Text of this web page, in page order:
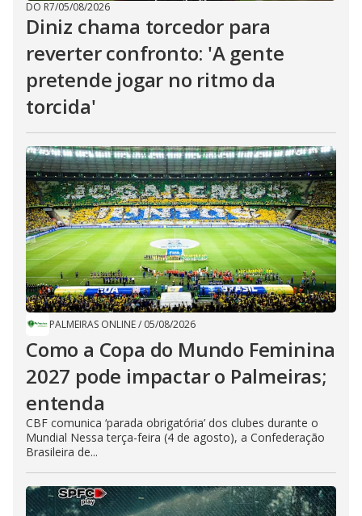
DO R7/05/08/2026
Diniz chama torcedor para
reverter confronto: 'A gente
pretende jogar no ritmo da
torcida'
PALMEIRAS ONLINE/ 05/08/2026
Como a Copa do Mundo Feminina
2027 pode impactar o Palmeiras;
entenda
CBF comunica ‘parada obrigatória’ dos clubes durante o
Mundial Nessa terça-feira (4 de agosto), a Confederação
Brasileira de...